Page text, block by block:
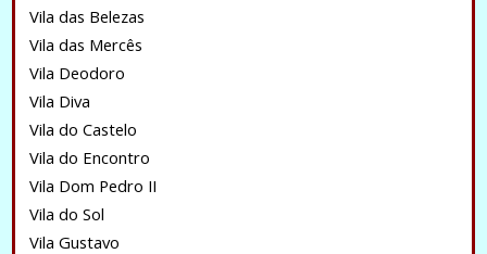
Vila das Belezas
Vila das Mercês
Vila Deodoro
Vila Diva
Vila do Castelo
Vila do Encontro
Vila Dom Pedro II
Vila do Sol
Vila Gustavo